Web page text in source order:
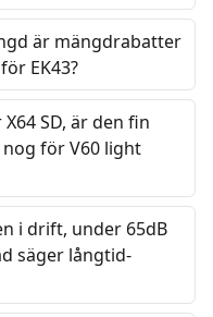
är mängdrabatter
EK43?
SD, är den fin
för V60 light
i drift, under 65dB
säger långtid-